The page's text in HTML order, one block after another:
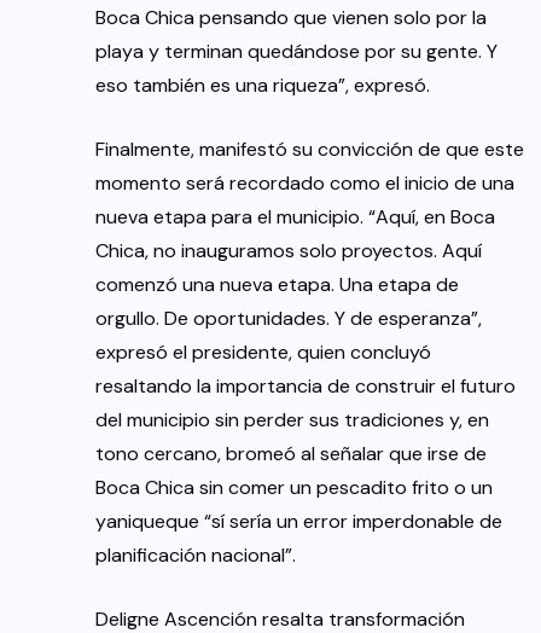
Boca Chica pensando que vienen solo por la
playa y terminan quedándose por su gente. Y
eso también es una riqueza”, expresó.
Finalmente, manifestó su convicción de que este
momento será recordado como el inicio de una
nueva etapa para el municipio. “Aquí, en Boca
Chica, no inauguramos solo proyectos. Aquí
comenzó una nueva etapa. Una etapa de
orgullo. De oportunidades. Y de esperanza”,
expresó el presidente, quien concluyó
resaltando la importancia de construir el futuro
del municipio sin perder sus tradiciones y, en
tono cercano, bromeó al señalar que irse de
Boca Chica sin comer un pescadito frito o un
yaniqueque “sí sería un error imperdonable de
planificación nacional”.
Deligne Ascención resalta transformación